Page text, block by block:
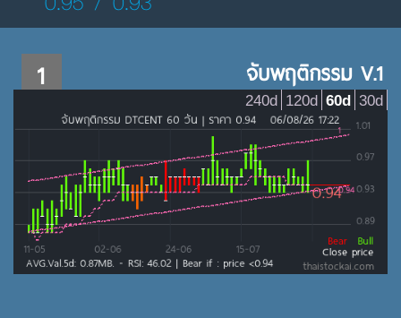
1 จับพฤติกรรม V.1
30d
60d
120d
240d